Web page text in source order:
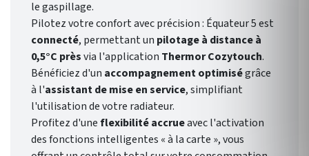
le gaspillage.
Pilotez votre confort avec précision : Équateur 5 est
connecté, permettant un pilotage à distance à
0,5°C prèsvia l'application Thermor Cozytouch.
Bénéficiez d'un accompagnement optimiségrâce
à l'assistant de mise en service, simplifiant
l'utilisation de votre radiateur.
Profitez d'uneflexibilité accrueavec l'activation
des fonctions intelligentes « à la carte », vous